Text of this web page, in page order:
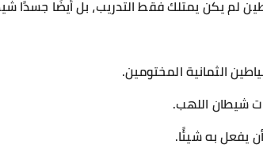
لم يكن يمتلك فقط التدريب، بل أيضًا جسدًا
الثمانية المختومين.
شيطان اللهب.
يفعل به شيئًا.